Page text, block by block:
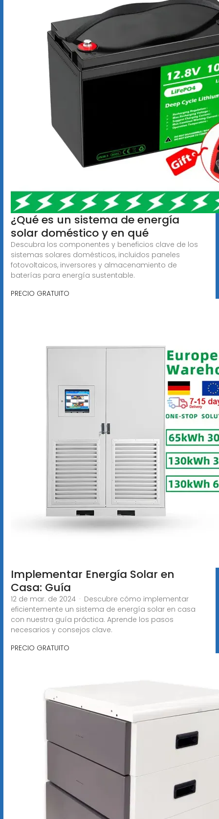
¿Qué es un sistema de energía
solar doméstico y en qué
Descubra los componentes y beneficios clave de los
sistemas solares domésticos, incluidos paneles
fotovoltaicos, inversores y almacenamiento de
baterías para energía sustentable.
PRECIO GRATUITO
Implementar Energía Solar en
Casa: Guía
12 de mar. de 2024 · Descubre cómo implementar
eficientemente un sistema de energía solar en casa
con nuestra guía práctica. Aprende los pasos
necesarios y consejos clave.
PRECIO GRATUITO